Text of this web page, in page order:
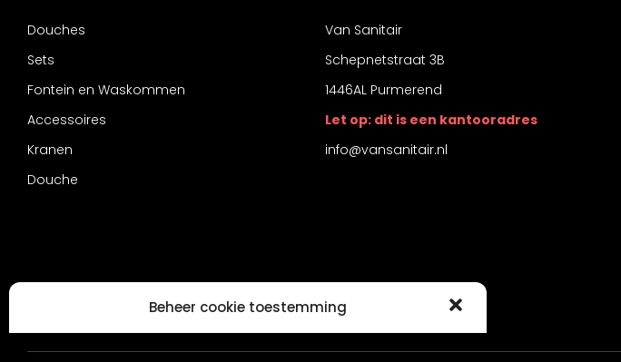
Beheer cookie toestemming
Douches
Sets
Fontein en Waskommen
Accessoires
Kranen
Douche
Van Sanitair
Schepnetstraat 3B
1446AL Purmerend
Let op: dit is een kantooradres
info@vansanitair.nl